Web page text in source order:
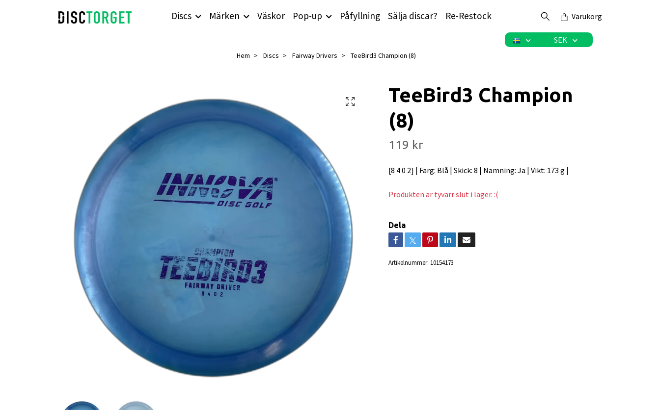
Discs Märken Väskor Pop-up Påfyllning Sälja discar? Re-Restock Varukorg
SEK
Hem Discs Fairway Drivers TeeBird3 Champion (8)
TeeBird3 Champion
(8)
119 kr
[8 4 0 2] | Farg: Blå | Skick: 8 | Namning: Ja | Vikt: 173 g |
Produkten är tyvärr slut i lager. :(
Dela
Artikelnummer: 10154173